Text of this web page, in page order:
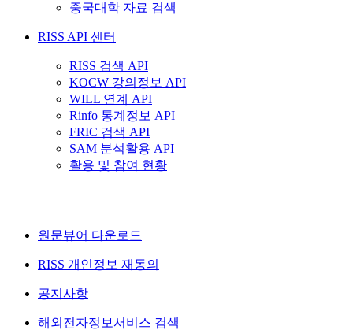
중국대학 자료 검색
RISS API 센터
RISS 검색 API
KOCW 강의정보 API
WILL 연계 API
Rinfo 통계정보 API
FRIC 검색 API
SAM 분석활용 API
활용 및 참여 현황
원문뷰어 다운로드
RISS 개인정보 재동의
공지사항
해외전자정보서비스 검색